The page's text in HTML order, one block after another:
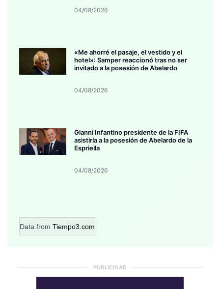
04/08/2026
«Me ahorré el pasaje, el vestido y el
hotel»: Samper reaccionó tras no ser
invitado a la posesión de Abelardo
04/08/2026
Gianni Infantino presidente de la FIFA
asistiría a la posesión de Abelardo de la
Espriella
04/08/2026
Data from Tiempo3.com
PUBLICIDAD